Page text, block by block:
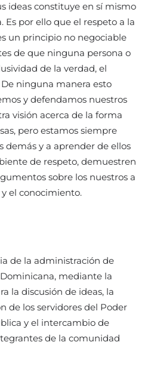
ideas constituye en sí mismo
Es por ello que el respeto a la
un principio no negociable
de que ninguna persona o
de la verdad, el
ninguna manera esto
y defendamos nuestros
visión acerca de la forma
pero estamos siempre
demás y a aprender de ellos
de respeto, demuestren
sobre los nuestros a
el conocimiento.
de la administración de
mediante la
la discusión de ideas, la
de los servidores del Poder
y el intercambio de
de la comunidad